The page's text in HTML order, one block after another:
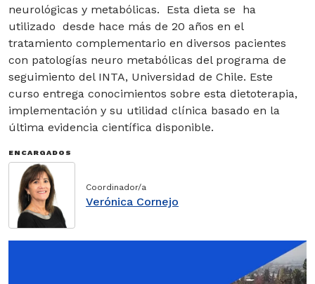
Salud Pública
Diplomas
Magísteres
Programas
especialización
Doctorados
Doctorado en
Nutrición
neurológicas y metabólicas. Esta dieta se ha
utilizado desde hace más de 20 años en el
tratamiento complementario en diversos pacientes
con patologías neuro metabólicas del programa de
seguimiento del INTA, Universidad de Chile. Este
curso entrega conocimientos sobre esta dietoterapia,
implementación y su utilidad clínica basado en la
última evidencia científica disponible.
ENCARGADOS
Coordinador/a
Verónica Cornejo